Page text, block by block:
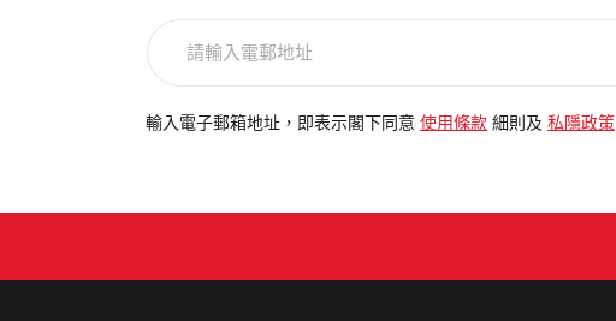
電
輸入電子郵箱地址，即表示閣下同意 使用條款 細則及 私隱政策